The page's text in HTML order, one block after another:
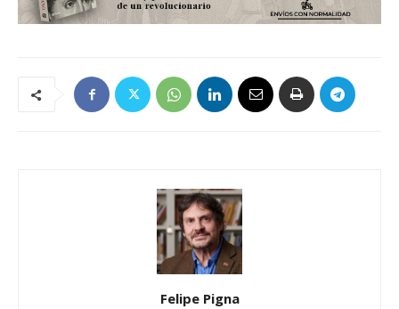
Felipe Pigna